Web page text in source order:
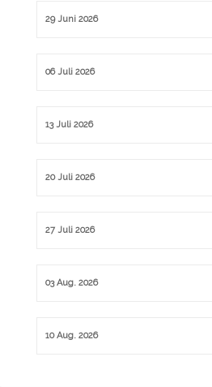
29 Juni 2026
06 Juli 2026
13 Juli 2026
20 Juli 2026
27 Juli 2026
03 Aug. 2026
10 Aug. 2026